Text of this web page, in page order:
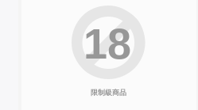
限制級商品
18